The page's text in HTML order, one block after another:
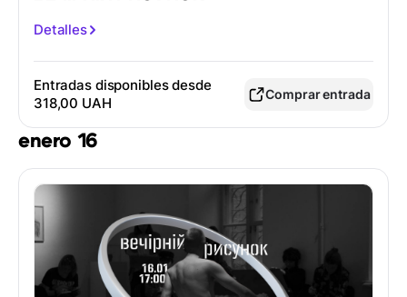
Detalles
Entradas disponibles desde
318,00 UAH
Comprar entrada
enero 16